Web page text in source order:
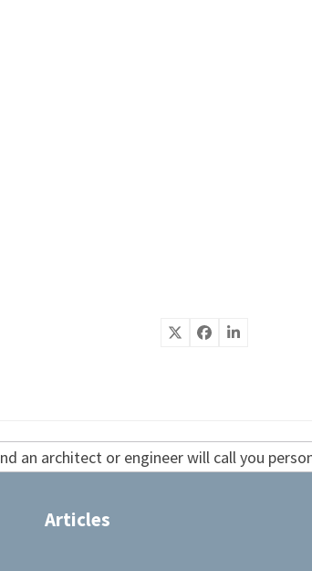
an architect or engineer will call you
Articles